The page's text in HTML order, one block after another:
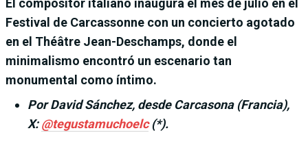
Festival de Carcassonne con un concierto agotado
en el Théâtre Jean-Deschamps, donde el
minimalismo encontró un escenario tan
monumental como íntimo.
Por David Sánchez, desde Carcasona (Francia),
X:@tegustamuchoelc(*).